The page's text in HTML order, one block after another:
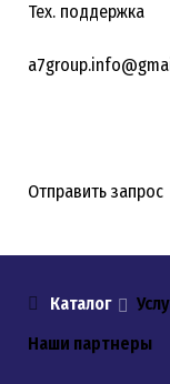
Тех. поддержка
Отправить запрос
Каталог
Наши партнеры